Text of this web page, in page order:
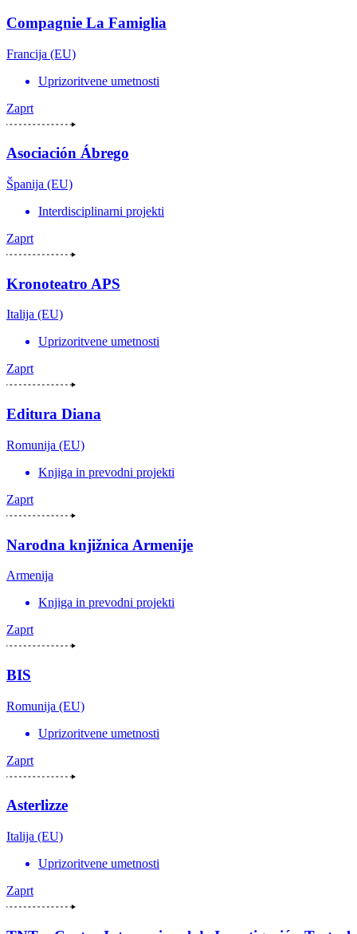
Compagnie La Famiglia
Francija (EU)
Uprizoritvene umetnosti
Zaprt
Asociación Ábrego
Španija (EU)
Interdisciplinarni projekti
Zaprt
Kronoteatro APS
Italija (EU)
Uprizoritvene umetnosti
Zaprt
Editura Diana
Romunija (EU)
Knjiga in prevodni projekti
Zaprt
Narodna knjižnica Armenije
Armenija
Knjiga in prevodni projekti
Zaprt
BIS
Romunija (EU)
Uprizoritvene umetnosti
Zaprt
Asterlizze
Italija (EU)
Uprizoritvene umetnosti
Zaprt